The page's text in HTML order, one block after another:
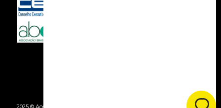
2025 © Acessooh. Todos os Direitos Reservados - By Agência Webgui